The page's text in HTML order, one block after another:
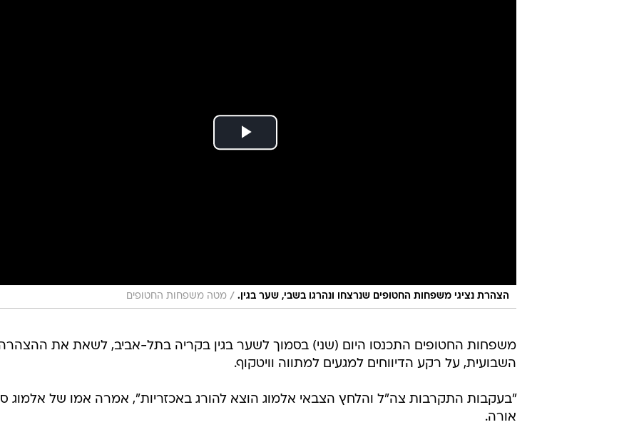
הצהרת נציגי משפחות החטופים שנרצחו ונהרגו בשבי, שער בגין. / מטה משפחות החטופים
משפחות החטופים התכנסו היום (שני) בסמוך לשער בגין בקריה בתל-אביב, לשאת את
השבועית, על רקע הדיווחים למגעים למתווה וויטקוף.
"בעקבות התקרבות צה"ל והלחץ הצבאי אלמוג הוצא להורג באכזריות", אמרה אמו של אלמוג
אורה.